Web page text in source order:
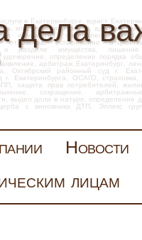
дела
в Екатеринбурге юрист
консультации юриста адвокат,
имущества, определение места
отцовства, оспаривание
о разделе имущества, лишение
удочерение, определение порядка
арбитраж Екатеринбург ,
Октябрский районный суд г.
г. Екатеринбурга, ОСАГО,
защита прав потребителей
сокращение,
выдел доли в натуре, определение
с виновника ДТП,
Эллекс
Новости
лицам